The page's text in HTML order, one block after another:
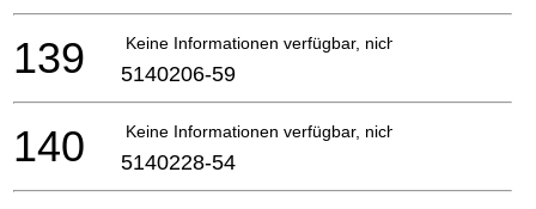
Keine Informationen verfügbar, nicht bestellbar
139 5140206-59
Keine Informationen verfügbar, nicht bestellbar
140 5140228-54